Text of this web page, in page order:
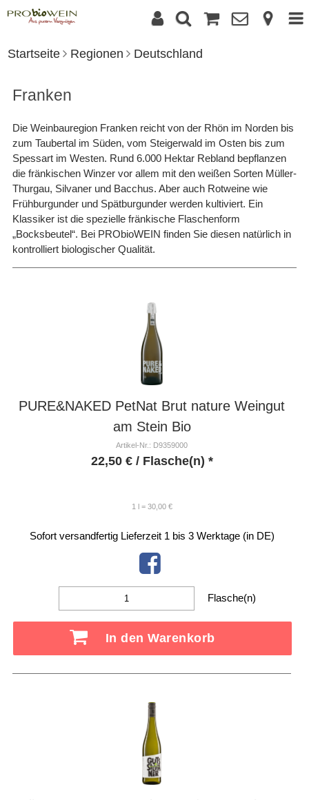
Startseite Regionen Deutschland
Franken
Die Weinbauregion Franken reicht von der Rhön im Norden bis
zum Taubertal im Süden, vom Steigerwald im Osten bis zum
Spessart im Westen. Rund 6.000 Hektar Rebland bepflanzen
die fränkischen Winzer vor allem mit den weißen Sorten Müller-
Thurgau, Silvaner und Bacchus. Aber auch Rotweine wie
Frühburgunder und Spätburgunder werden kultiviert. Ein
Klassiker ist die spezielle fränkische Flaschenform
„Bocksbeutel“. Bei PRObioWEIN finden Sie diesen natürlich in
kontrolliert biologischer Qualität.
PURE&NAKED PetNat Brut nature Weingut
am Stein Bio
Artikel-Nr.: D9359000
22,50 €/ Flasche(n) *
1 l = 30,00 €
Sofort versandfertig Lieferzeit 1 bis 3 Werktage (in DE)
Flasche(n)
In den Warenkorb